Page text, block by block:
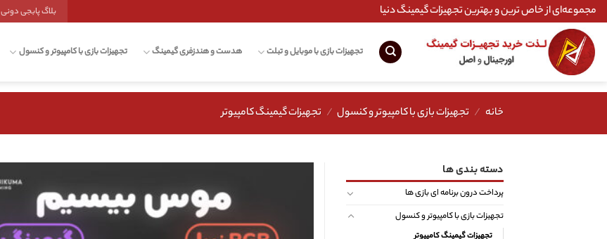
Skip
to
content
مجموعه‌ای از خاص ترین و بهترین تجهیزات گیمینگ دنیا بلاگ پابجی دونی
تجهیزات بازی با موبایل و تبلت هدست و هندزفری گیمینگ تجهیزات بازی با کامپیوتر و کنسول
خانه / تجهیزات بازی با کامپیوتر و کنسول / تجهیزات گیمینگ کامپیوتر
دسته بندی ها
پرداخت درون برنامه ای بازی ها
تجهیزات بازی با کامپیوتر و کنسول
تجهیزات گیمینگ کامپیوتر